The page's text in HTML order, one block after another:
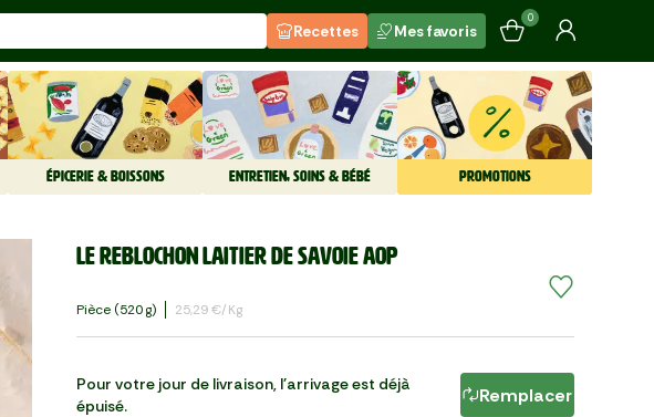
Recettes Mes favoris
0
ÉPICERIE & BOISSONS ENTRETIEN, SOINS & BÉBÉ PROMOTIONS
Le Reblochon laitier de Savoie AOP
Pièce (520 G) 25,29 €/kg
Pour votre jour de livraison, l'arrivage est déjà
épuisé.
Remplacer